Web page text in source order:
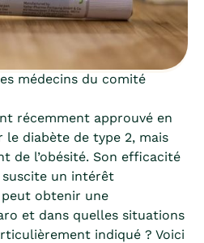
médecins du comité
récemment approuvé en
le diabète de type 2, mais
de l’obésité. Son efficacité
un intérêt
obtenir une
et dans quelles situations
indiqué ? Voici